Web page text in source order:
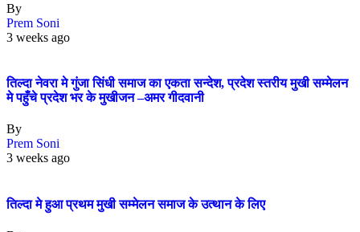
By
Prem Soni
3 weeks ago
तिल्दा नेवरा मे गुंजा सिंधी समाज का एकता सन्देश, प्रदेश स्तरीय मुखी सम्मेलन
मे पहुँचे प्रदेश भर के मुखीजन –अमर गीदवानी
By
Prem Soni
3 weeks ago
तिल्दा मे हुआ प्रथम मुखी सम्मेलन समाज के उत्थान के लिए